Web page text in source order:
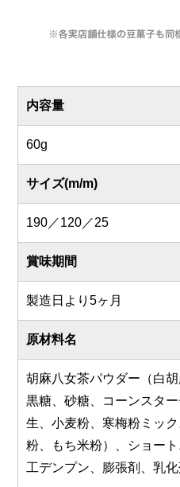
内容量
60g
サイズ(m/m)
190／120／25
賞味期間
製造日より5ヶ月
原材料名
胡麻八女茶パウダー（白
黒糖、砂糖、コーンスタ
生、小麦粉、寒梅粉ミッ
粉、もち米粉）、ショー
工デンプン、膨張剤、乳化